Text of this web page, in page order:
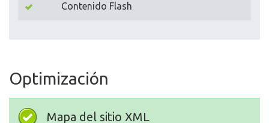
Contenido Flash
Optimización
Mapa del sitio XML